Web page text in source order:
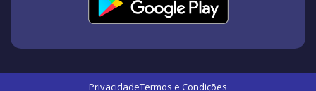
PrivacidadeTermos e Condições